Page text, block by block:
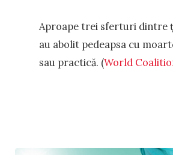
Aproape trei sferturi dintre
au abolit pedeapsa cu
sau practică. (World